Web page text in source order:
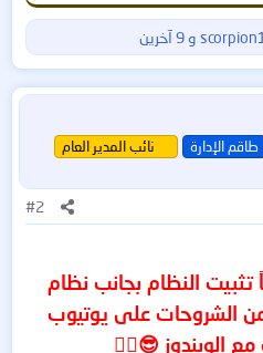
و 9 آخرين
طاقم الإدارة نائب المدير العام
#2
النظام بجانب نظام
من الشروحات على يوتيوب
الويندوز 😎👍🏻